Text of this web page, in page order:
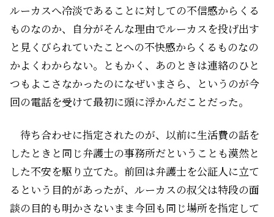
ルーカスへ冷淡であることに対しての不信感からくる
ものなのか、自分がそんな理由でルーカスを投げ出す
と見くびられていたことへの不快感からくるものなの
かよくわからない。ともかく、あのときは連絡のひと
つもよこさなかったのになぜいまさら、というのが今
回の電話を受けて最初に頭に浮かんだことだった。
待ち合わせに指定されたのが、以前に生活費の話を
したときと同じ弁護士の事務所だということも漠然と
した不安を駆り立てた。前回は弁護士を公証人に立て
るという目的があったが、ルーカスの叔父は特段の面
談の目的も明かさないまま今回も同じ場所を指定して